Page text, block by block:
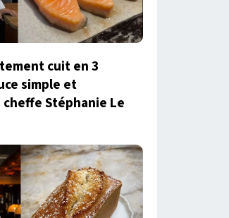
cuit en 3
simple et
Stéphanie Le